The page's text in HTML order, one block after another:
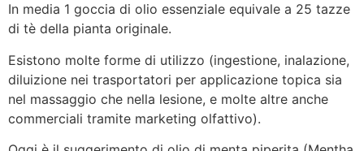
In media 1 goccia di olio essenziale equivale a 25 tazze
di tè della pianta originale.
Esistono molte forme di utilizzo (ingestione, inalazione,
diluizione nei trasportatori per applicazione topica sia
nel massaggio che nella lesione, e molte altre anche
commerciali tramite marketing olfattivo).